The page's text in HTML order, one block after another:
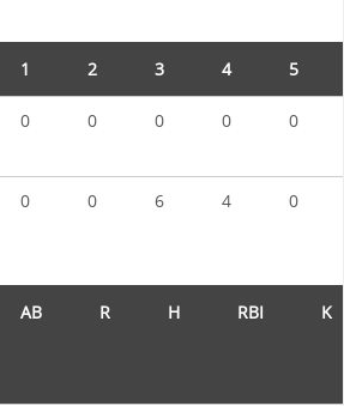
1 2 3 4 5
0 0 0 0 0
0 0 6 4 0
AB R H RBI K